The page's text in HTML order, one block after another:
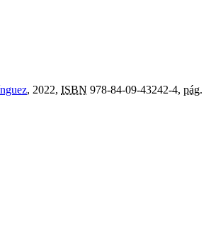
, 2022, ISBN 978-84-09-43242-4, pág.